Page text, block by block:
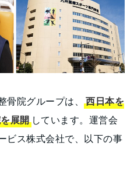
骨院グループは、西日本を
展開しています。運営会
ビス株式会社で、以下の事